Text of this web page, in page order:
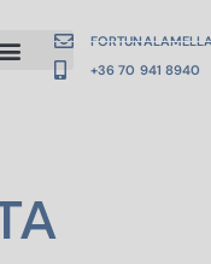
+36 70 941 8940